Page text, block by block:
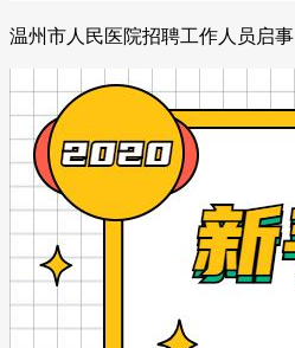
温州市人民医院招聘工作人员启事